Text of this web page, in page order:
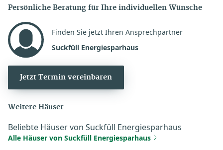
Persönliche Beratung für Ihre individuellen Wünsche
Finden Sie jetzt Ihren Ansprechpartner
Suckfüll Energiesparhaus
Jetzt Termin vereinbaren
Weitere Häuser
Beliebte Häuser von Suckfüll Energiesparhaus
Alle Häuser von Suckfüll Energiesparhaus